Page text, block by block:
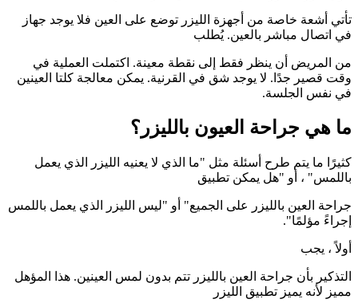
تأتي أشعة خاصة من أجهزة الليزر توضع على العين فلا يوجد جهاز
في اتصال مباشر بالعين. يُطلب
من المريض أن ينظر فقط إلى نقطة معينة. اكتملت العملية في
وقت قصير جدًا. لا يوجد شق في القرنية. يمكن معالجة كلتا العينين
في نفس الجلسة.
ما هي جراحة العيون بالليزر؟
كثيرًا ما يتم طرح أسئلة مثل "ما الذي لا يعنيه الليزر الذي يعمل
باللمس" ، أو "هل يمكن تطبيق
جراحة العين بالليزر على الجميع" أو "ليس الليزر الذي يعمل باللمس
إجراءً مؤلمًا".
أولاً ، يجب
التذكير بأن جراحة العين بالليزر تتم بدون لمس العينين. هذا المؤهل
مميز لأنه يميز تطبيق الليزر